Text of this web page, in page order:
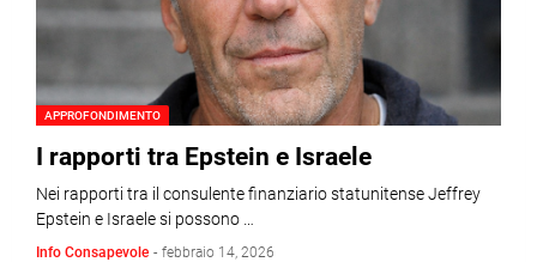
APPROFONDIMENTO
I rapporti tra Epstein e Israele
Nei rapporti tra il consulente finanziario statunitense Jeffrey
Epstein e Israele si possono …
Info Consapevole - febbraio 14, 2026